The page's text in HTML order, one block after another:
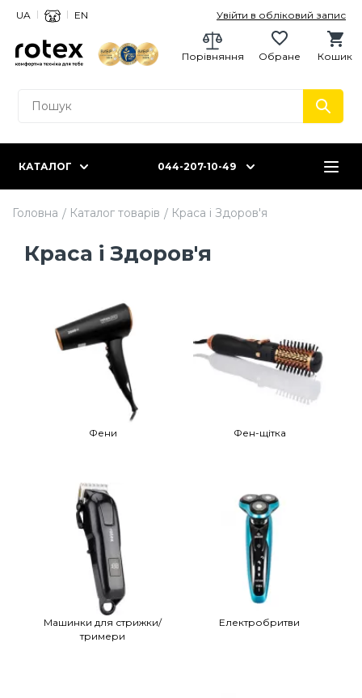
UA EN Увійти в обліковий запис
Кошик
Обране
Порівняння
КАТАЛОГ 044-207-10-49
Головна Каталог товарів Краса і Здоров'я
Краса і Здоров'я
Фени Фен-щітка
Машинки для стрижки/
тримери
Електробритви